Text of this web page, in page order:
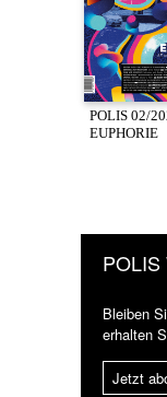
POLIS 02/
EUPHORIE
POLIS
Bleiben
erhalten
Jetzt